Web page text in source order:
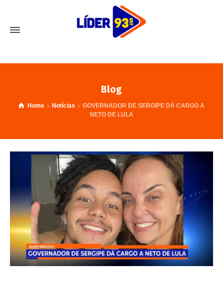
Blog
Home Notícias
GOVERNADOR DE SERGIPE DÁ CARGO A
NETO DE LULA